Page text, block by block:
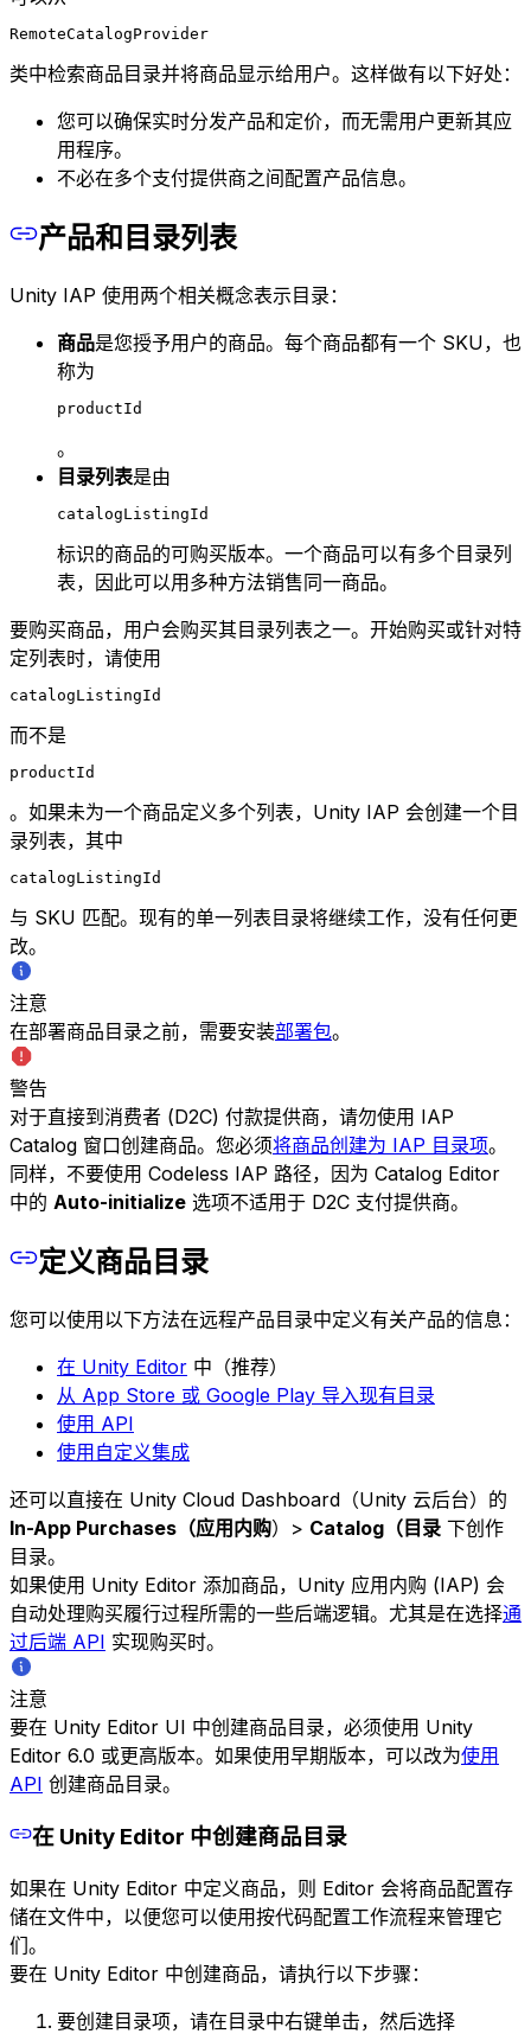
RemoteCatalogProvider
类中检索商品目录并将商品显示给用户。这样做有以下好处：
您可以确保实时分发产品和定价，而无需用户更新其应
用程序。
不必在多个支付提供商之间配置产品信息。
产品和目录列表
Unity IAP 使用两个相关概念表示目录：
商品是您授予用户的商品。每个商品都有一个 SKU，也
称为
productId
。
目录列表是由
catalogListingId
标识的商品的可购买版本。一个商品可以有多个目录列
表，因此可以用多种方法销售同一商品。
要购买商品，用户会购买其目录列表之一。开始购买或针对特
定列表时，请使用
catalogListingId
而不是
productId
。如果未为一个商品定义多个列表，Unity IAP 会创建一个目
录列表，其中
catalogListingId
与 SKU 匹配。现有的单一列表目录将继续工作，没有任何更
改。
注意
在部署商品目录之前，需要安装部署包。
警告
对于直接到消费者 (D2C) 付款提供商，请勿使用 IAP
Catalog 窗口创建商品。您必须将商品创建为 IAP 目录项。
同样，不要使用 Codeless IAP 路径，因为 Catalog Editor
中的 Auto-initialize 选项不适用于 D2C 支付提供商。
定义商品目录
您可以使用以下方法在远程产品目录中定义有关产品的信息：
在 Unity Editor 中（推荐）
从 App Store 或 Google Play 导入现有目录
使用 API
使用自定义集成
还可以直接在 Unity Cloud Dashboard（Unity 云后台）的
In-App Purchases（应用内购）> Catalog（目录 下创作
目录。
如果使用 Unity Editor 添加商品，Unity 应用内购 (IAP) 会
自动处理购买履行过程所需的一些后端逻辑。尤其是在选择通
过后端 API 实现购买时。
注意
要在 Unity Editor UI 中创建商品目录，必须使用 Unity
Editor 6.0 或更高版本。如果使用早期版本，可以改为使用
API 创建商品目录。
在 Unity Editor 中创建商品目录
如果在 Unity Editor 中定义商品，则 Editor 会将商品配置存
储在文件中，以便您可以使用按代码配置工作流程来管理它
们。
要在 Unity Editor 中创建商品，请执行以下步骤：
要创建目录项，请在目录中右键单击，然后选择